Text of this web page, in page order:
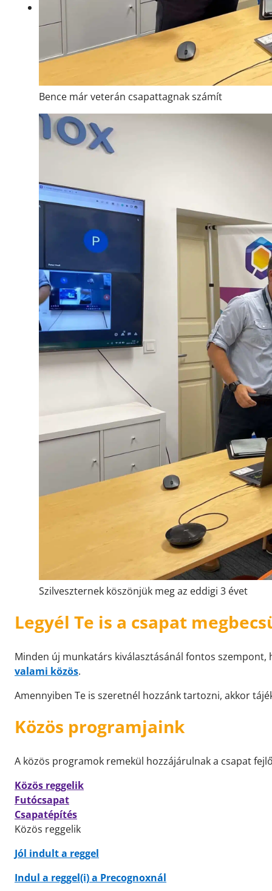
BLOG
Bence már veterán csapattagnak számít
Szilveszternek köszönjük meg az eddigi 3 évet
Legyél Te is a csapat
Minden új munkatárs kiválasztásánál fontos
valami közös.
Amennyiben Te is szeretnél hozzánk tartozni, akkor
Közös programjaink
A közös programok remekül hozzájárulnak a csapat
Közös reggelik
Futócsapat
Csapatépítés
Közös reggelik
Jól indult a reggel
Indul a reggel(i) a Precognoxnál